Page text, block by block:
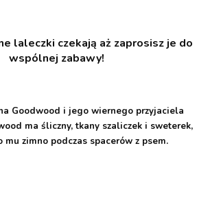
laleczki czekają aż zaprosisz je do
wspólnej zabawy!
Goodwood i jego wiernego przyjaciela
ma śliczny, tkany szaliczek i sweterek,
mu zimno podczas spacerów z psem.